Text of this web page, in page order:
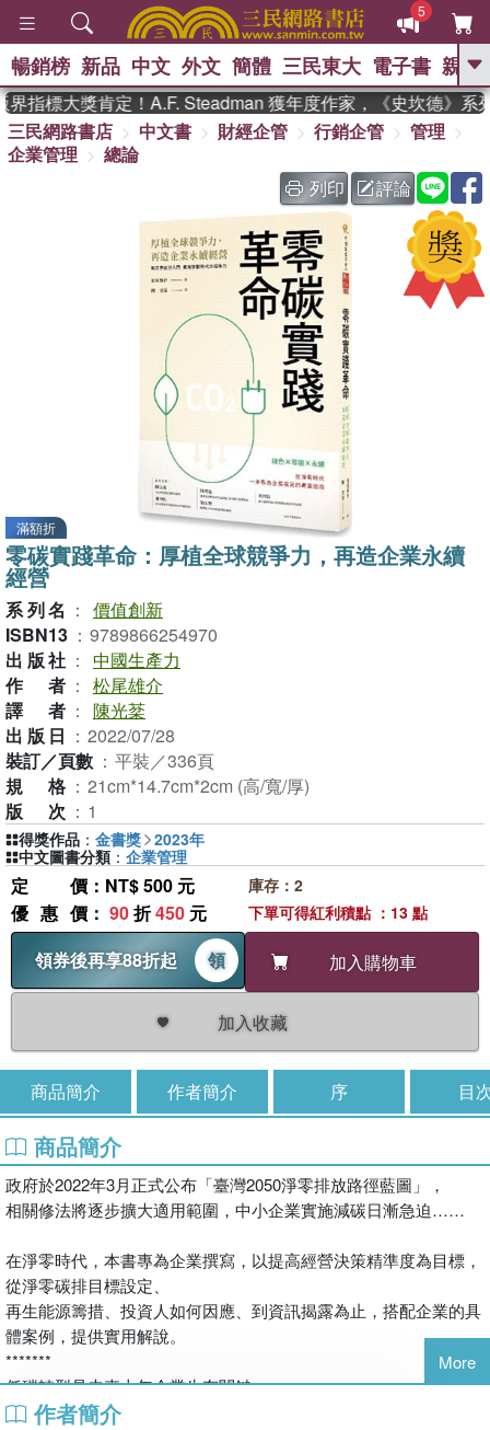
5
GO
熱搜： 東野圭吾 、 The Odyssey 、
國際布克獎 臺灣漫遊錄 、
方
台灣的李登輝時代 、 數學女
孩：黎曼猜想 、 偉大的迷走神經
暢銷榜 新品 中文 外文 簡體 三民東大 電子書 親子
標大獎肯定！A.F. Steadman 獲年度作家，《史坎德》系列
三民網路書店
中文書 財經企管 行銷企管
管理
企業管理
總論
列印
評論
滿額折
零碳實踐革命：厚植全球競爭力，再造企業永續
經營
系列名 ： 價值創新
ISBN13 ： 9789866254970
出版社 ： 中國生產力
作者 ： 松尾雄介
譯者 ： 陳光棻
出版日 ： 2022/07/28
裝訂／頁數 ： 平裝／336頁
規格 ： 21cm*14.7cm*2cm (高/寬/厚)
版次 ： 1
定價 ：NT$ 500 元
優惠價 ： 90折450 元
領券後再享88折起
領 加入購物車
加入收藏
庫存：2
下單可得紅利積點 ：13 點
得獎作品 ： 金書獎 2023年
中文圖書分類 ： 企業管理
商品簡介 作者簡介 序 目
商品簡介
政府於2022年3月正式公布「臺灣2050淨零排放路徑藍圖」，
相關修法將逐步擴大適用範圍，中小企業實施減碳日漸急迫……
在淨零時代，本書專為企業撰寫，以提高經營決策精準度為目標，
從淨零碳排目標設定、
再生能源籌措、投資人如何因應、到資訊揭露為止，搭配企業的具
體案例，提供實用解說。
*******
低碳轉型是未來十年企業生存關鍵
企業無可避免的綠色供應鏈已逐步形成
More
作者簡介